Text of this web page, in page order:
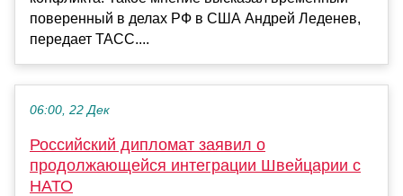
поверенный в делах РФ в США Андрей Леденев,
передает ТАСС....
06:00, 22 Дек
Российский дипломат заявил о
продолжающейся интеграции Швейцарии с
НАТО